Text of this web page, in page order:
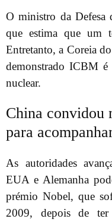
O ministro da Defesa
que estima que um
Entretanto, a Coreia
demonstrado ICBM é
nuclear.
China convidou
para
As autoridades
EUA e Alemanha
prémio Nobel, que
2009, depois de ter